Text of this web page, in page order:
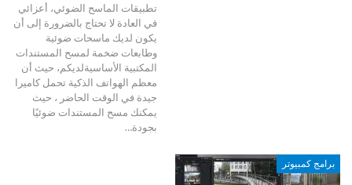
تطبيقات الماسح الضوئي، أعزائي
في العادة لا تحتاج بالضرورة إلى أن
يكون لديك ماسحات ضوئية
وطابعات ضخمة لمسح المستندات
المكتبية الأساسيةلديكم، حيث أن
معظم الهواتف الذكية تحمل كاميرا
جيدة في الوقت الحاضر ، حيث
يمكنك مسح المستندات ضوئيًا
بجودة…
برامج كمبيوتر